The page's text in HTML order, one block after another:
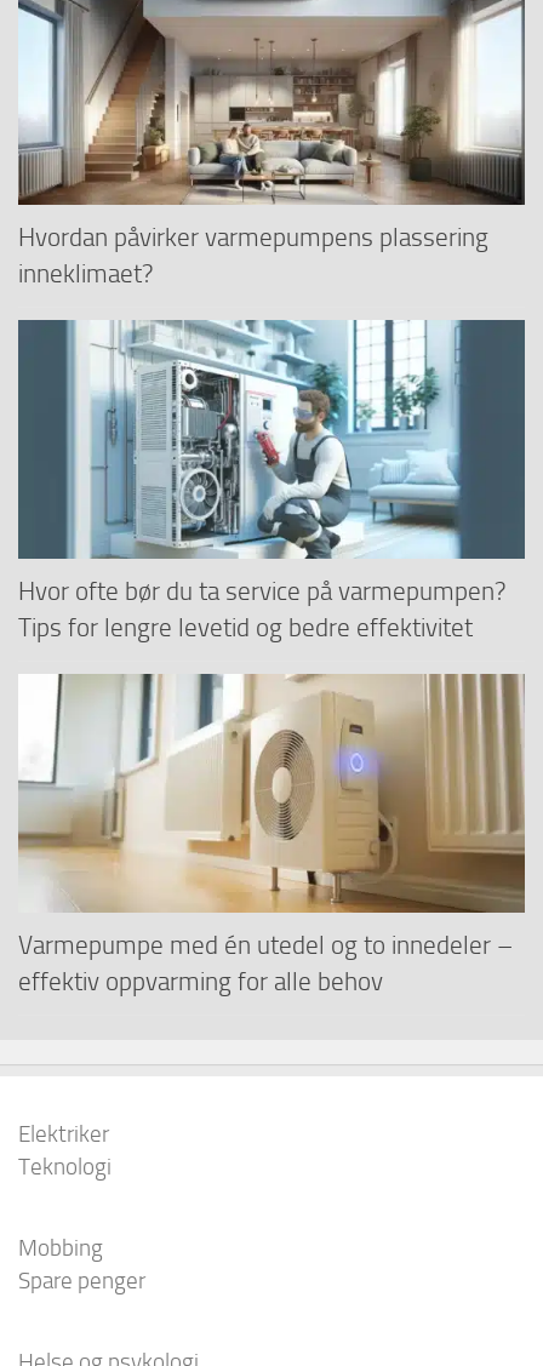
Hvordan påvirker varmepumpens plassering
inneklimaet?
Hvor ofte bør du ta service på varmepumpen?
Tips for lengre levetid og bedre effektivitet
Varmepumpe med én utedel og to innedeler –
effektiv oppvarming for alle behov
Elektriker
Teknologi
Mobbing
Spare penger